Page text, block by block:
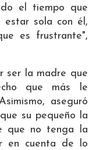
el tiempo que
estar sola con él,
es frustrante",
ser la madre que
que más le
aseguró
su pequeño la
que no tenga la
en cuenta de lo